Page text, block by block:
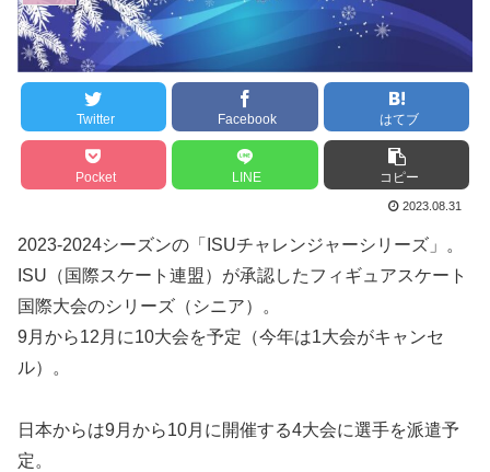
Twitter Facebook はてブ
Pocket LINE コピー
2023.08.31
2023-2024シーズンの「ISUチャレンジャーシリーズ」。
ISU（国際スケート連盟）が承認したフィギュアスケート
国際大会のシリーズ（シニア）。
9月から12月に10大会を予定（今年は1大会がキャンセ
ル）。
日本からは9月から10月に開催する4大会に選手を派遣予
定。